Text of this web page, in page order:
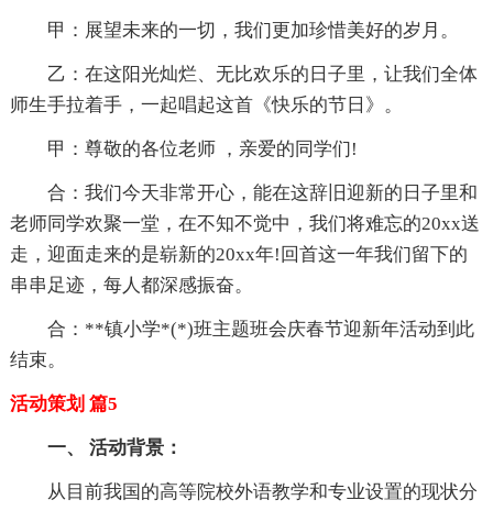
甲：展望未来的一切，我们更加珍惜美好的岁月。
乙：在这阳光灿烂、无比欢乐的日子里，让我们全体
师生手拉着手，一起唱起这首《快乐的节日》。
甲：尊敬的各位老师 ，亲爱的同学们!
合：我们今天非常开心，能在这辞旧迎新的日子里和
老师同学欢聚一堂，在不知不觉中，我们将难忘的20xx送
走，迎面走来的是崭新的20xx年!回首这一年我们留下的
串串足迹，每人都深感振奋。
合：**镇小学*(*)班主题班会庆春节迎新年活动到此
结束。
活动策划 篇5
一、 活动背景：
从目前我国的高等院校外语教学和专业设置的现状分